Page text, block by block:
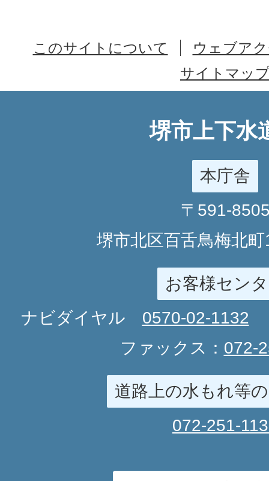
このサイトについて
ウェブア
サイトマッ
堺市上下水
本庁舎
〒591-
堺市北区百舌鳥梅北
お客様セン
ナビダイヤル 0570-02-1132
ファックス： 072-
道路上の水もれ等
072-251-